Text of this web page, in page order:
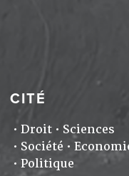
CITÉ
Droit
Sciences
Société
Politique